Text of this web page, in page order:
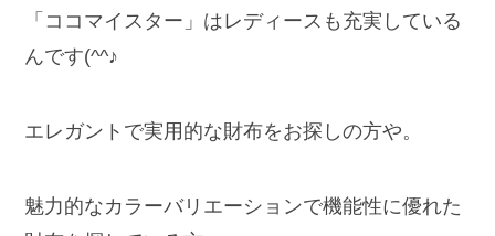
「ココマイスター」はレディースも充実している
んです(^^♪
エレガントで実用的な財布をお探しの方や。
魅力的なカラーバリエーションで機能性に優れた